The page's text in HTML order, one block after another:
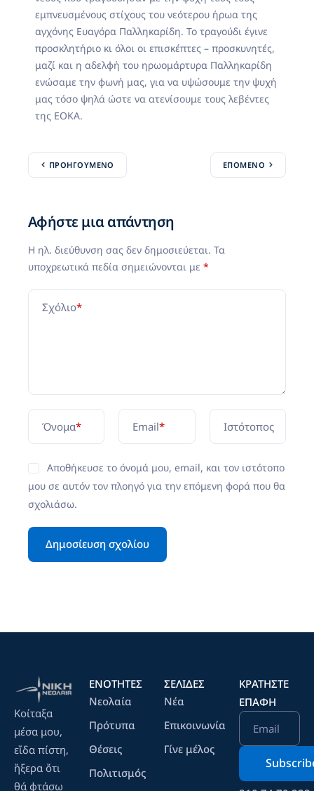
εμπνευσμένους στίχους του νεότερου ήρωα της
αγχόνης Ευαγόρα Παλληκαρίδη. Το τραγούδι έγινε
προσκλητήριο κι όλοι οι επισκέπτες – προσκυνητές,
μαζί και η αδελφή του ηρωομάρτυρα Παλληκαρίδη
ενώσαμε την φωνή μας, για να υψώσουμε την ψυχή
μας τόσο ψηλά ώστε να ατενίσουμε τους λεβέντες
της ΕΟΚΑ.
ΠΡΟΗΓΟΎΜΕΝΟ ΕΠΌΜΕΝΟ
Αφήστε μια απάντηση
Η ηλ. διεύθυνση σας δεν δημοσιεύεται. Τα
υποχρεωτικά πεδία σημειώνονται με *
Σχόλιο*
Όνομα* Email* Ιστότοπος
Αποθήκευσε το όνομά μου, email, και τον ιστότοπο
μου σε αυτόν τον πλοηγό για την επόμενη φορά που θα
σχολιάσω.
Κοίταξα
μέσα μου,
εἴδα πίστη,
ἤξερα ὄτι
θά φτάσω
ΕΝΟΤΗΤΕΣ
Νεολαία
Πρότυπα
Θέσεις
Πολιτισμός
ΣΕΛΙΔΕΣ
Νέα
Επικοινωνία
Γίνε μέλος
ΚΡΑΤΉΣΤΕ
ΕΠΑΦΉ
Email